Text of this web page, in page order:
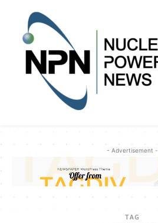
- Advertisement -
TAG